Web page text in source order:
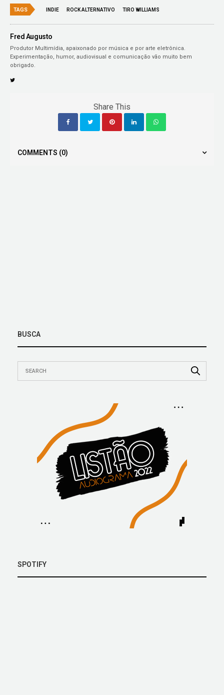
TAGS INDIE ROCK ALTERNATIVO TIRO WILLIAMS
Fred Augusto
Produtor Multimídia, apaixonado por música e por arte eletrônica.
Experimentação, humor, audiovisual e comunicação vão muito bem
obrigado.
Share This
COMMENTS (0)
BUSCA
SPOTIFY